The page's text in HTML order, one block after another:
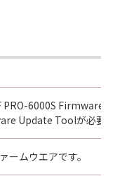
。また第三
なりませ
合を除き、
」に関する知
客様に付与す
6000S Firmware
Update Toolが必要）
ームウエアです。